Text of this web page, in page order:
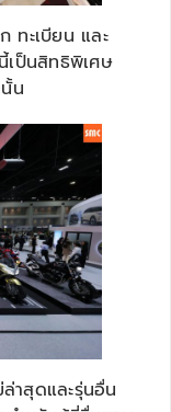
ทะเบียน และ
เป็นสิทธิพิเศษ
น
าสุดและรุ่นอื่น